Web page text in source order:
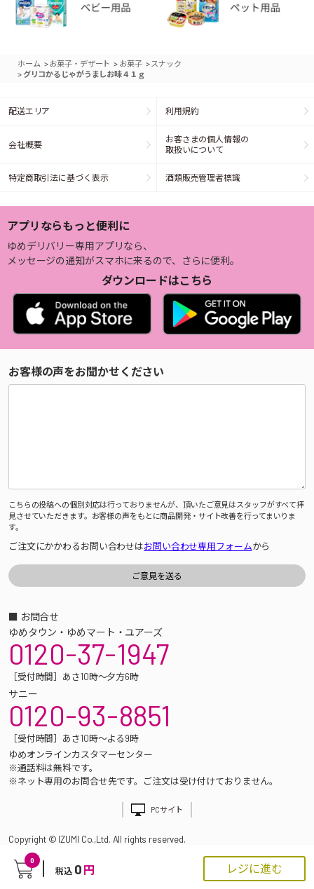
0
税込 0 円 レジに進む
ホーム >お菓子・デザート > お菓子 > スナック
>グリコかるじゃがうましお味４１ｇ
配送エリア 利用規約
会社概要
お客さまの個人情報の
取扱いについて
特定商取引法に基づく表示 酒類販売管理者標識
アプリならもっと便利に
ゆめデリバリー専用アプリなら、
メッセージの通知がスマホに来るので、さらに便利。
ダウンロードはこちら
お客様の声をお聞かせください
こちらの投稿への個別対応は行っておりませんが、頂いたご意見はスタッフがすべて拝
見させていただきます。お客様の声をもとに商品開発・サイト改善を行ってまいりま
す。
ご注文にかかわるお問い合わせはお問い合わせ専用フォームから
■ お問合せ
ゆめタウン・ゆめマート・ユアーズ
0120-37-1947
［受付時間］あさ10時～夕方6時
サニー
0120-93-8851
［受付時間］あさ10時～よる9時
ゆめオンラインカスタマーセンター
※通話料は無料です。
※ネット専用のお問合せ先です。ご注文は受け付けておりません。
PCサイト
Copyright © IZUMI Co.,Ltd. All rights reserved.